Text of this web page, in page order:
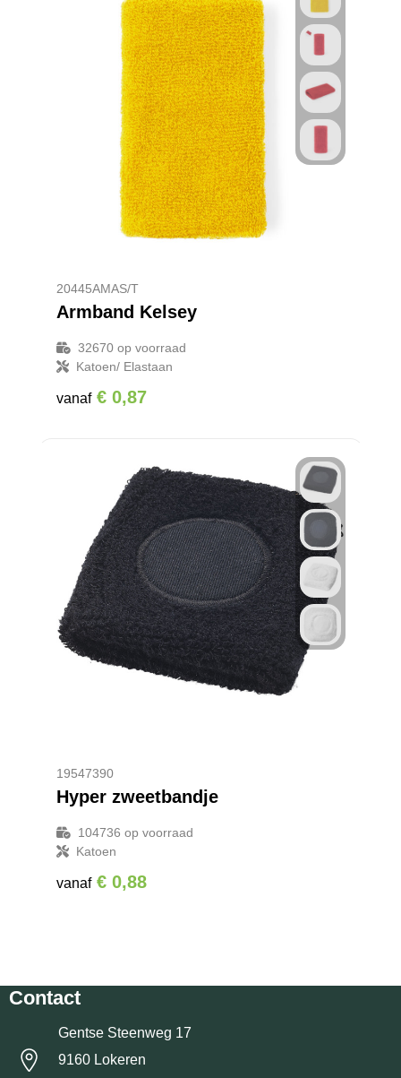
20445AMAS/T
Armband Kelsey
32670op voorraad
Katoen/ Elastaan
vanaf € 0,87
19547390
Hyper zweetbandje
104736 op voorraad
Katoen
vanaf € 0,88
Contact
Gentse Steenweg 17
9160 Lokeren